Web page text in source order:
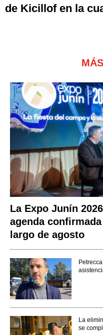
de Kicillof en la
La Expo Junín
agenda
largo de agosto
La
se